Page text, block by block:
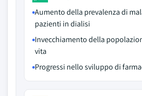
Aumento della prevalenza di
pazienti in dialisi
Invecchiamento della
vita
Progressi nello sviluppo di